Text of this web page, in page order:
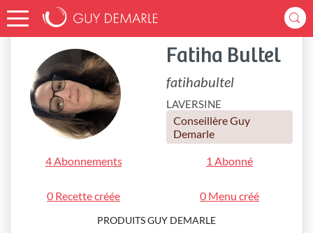
Accueil fatihabultel
Fatiha Bultel
fatihabultel
LAVERSINE
Conseillère Guy
Demarle
4 Abonnements 1 Abonné
0 Recette créée 0 Menu créé
PRODUITS GUY DEMARLE